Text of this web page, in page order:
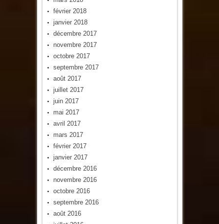
février 2018
janvier 2018
décembre 2017
novembre 2017
octobre 2017
septembre 2017
août 2017
juillet 2017
juin 2017
mai 2017
avril 2017
mars 2017
février 2017
janvier 2017
décembre 2016
novembre 2016
octobre 2016
septembre 2016
août 2016